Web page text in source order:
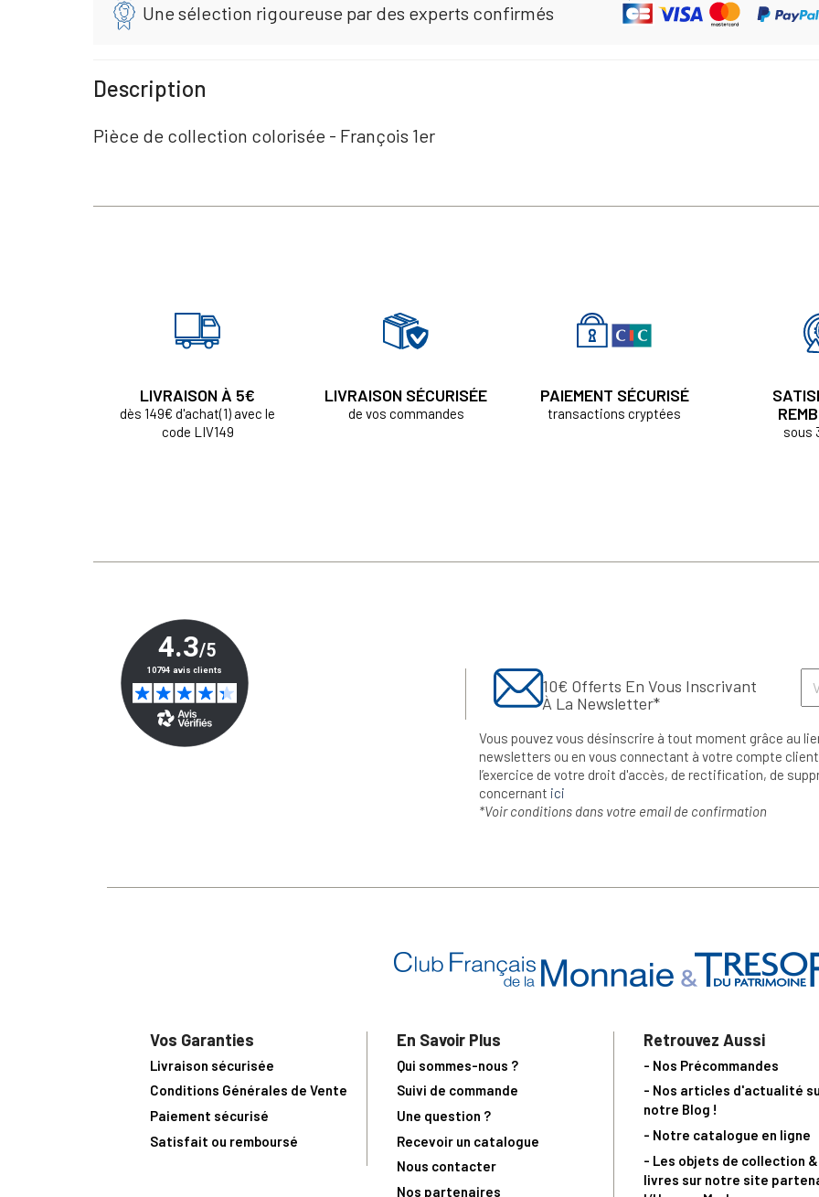
Une sélection rigoureuse par des experts confirmés
Description
Pièce de collection colorisée - François 1er
LIVRAISON À 5€
dès 149€ d'achat(1) avec le
code LIV149
LIVRAISON SÉCURISÉE
de vos commandes
PAIEMENT SÉCURISÉ
transactions cryptées
sous
10€ Offerts En Vous Inscrivant
À La Newsletter*
Vous pouvez vous désinscrire à tout moment grâce au
newsletters ou en vous connectant à votre compte
l’exercice de votre droit d'accès, de rectification, de
concernant ici
*Voir conditions dans votre email de confirmation
Vos Garanties
Livraison sécurisée
Conditions Générales de Vente
Paiement sécurisé
Satisfait ou remboursé
En Savoir Plus
Qui sommes-nous ?
Suivi de commande
Une question ?
Recevoir un catalogue
Nous contacter
Nos partenaires
Retrouvez Aussi
- Nos Précommandes
- Nos articles d'actualité
notre Blog !
- Notre catalogue en ligne
- Les objets de collection
livres sur notre site